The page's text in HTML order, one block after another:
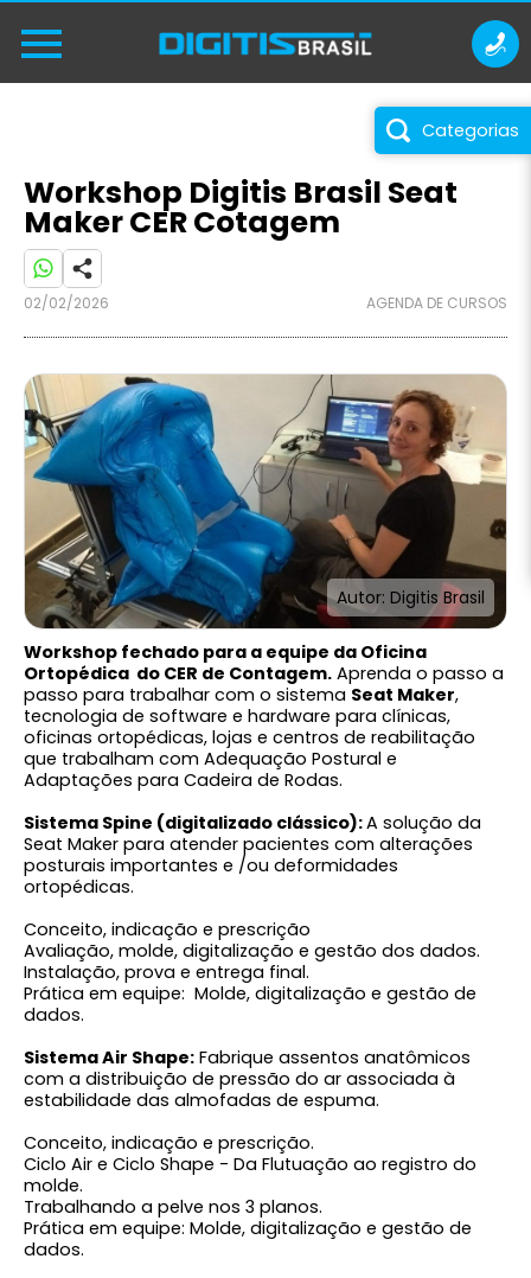
Workshop Digitis Brasil Seat
Maker CER Cotagem
02/02/2026 AGENDA DE CURSOS
Autor: Digitis Brasil
Workshop fechado para a equipe da Oficina
Ortopédica do CER de Contagem. Aprenda o passo a
passo para trabalhar com o sistema Seat Maker,
tecnologia de software e hardware para clínicas,
oficinas ortopédicas, lojas e centros de reabilitação
que trabalham com Adequação Postural e
Adaptações para Cadeira de Rodas.
Sistema Spine (digitalizado clássico):A solução da
Seat Maker para atender pacientes com alterações
posturais importantes e /ou deformidades
ortopédicas.
Conceito, indicação e prescrição
Avaliação, molde, digitalização e gestão dos dados.
Instalação, prova e entrega final.
Prática em equipe: Molde, digitalização e gestão de
dados.
Sistema Air Shape: Fabrique assentos anatômicos
com a distribuição de pressão do ar associada à
estabilidade das almofadas de espuma.
Conceito, indicação e prescrição.
Ciclo Air e Ciclo Shape - Da Flutuação ao registro do
molde.
Trabalhando a pelve nos 3 planos.
Prática em equipe: Molde, digitalização e gestão de
dados.
Categorias